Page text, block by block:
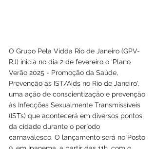
O Grupo Pela Vidda Rio de Janeiro (GPV-
RJ) inicia no dia 2 de fevereiro o 'Plano
Verão 2025 - Promoção da Saúde,
Prevenção às IST/Aids no Rio de Janeiro',
uma ação de conscientização e prevenção
às Infecções Sexualmente Transmissíveis
(ISTs) que acontecerá em diversos pontos
da cidade durante o período
carnavalesco. O lançamento será no Posto